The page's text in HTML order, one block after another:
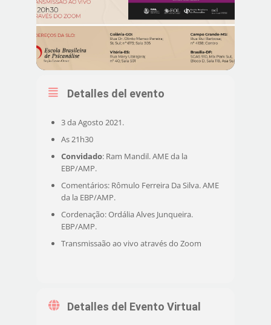
Detalles del evento
3 da Agosto 2021.
As 21h30
Convidado: Ram Mandil. AME da la
EBP/AMP.
Comentários: Rômulo Ferreira Da Silva. AME
da la EBP/AMP.
Cordenação: Ordália Alves Junqueira.
EBP/AMP.
Transmissaão ao vivo através do Zoom
Detalles del Evento Virtual